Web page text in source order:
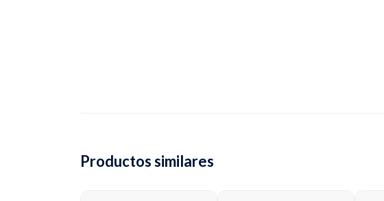
Productos similares